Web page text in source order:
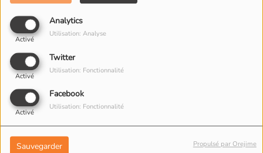
Analytics
Activé
Utilisation: Analyse
Twitter
Activé
Utilisation: Fonctionnalité
Facebook
Activé
Utilisation: Fonctionnalité
Sauvegarder Propulsé par Orejime